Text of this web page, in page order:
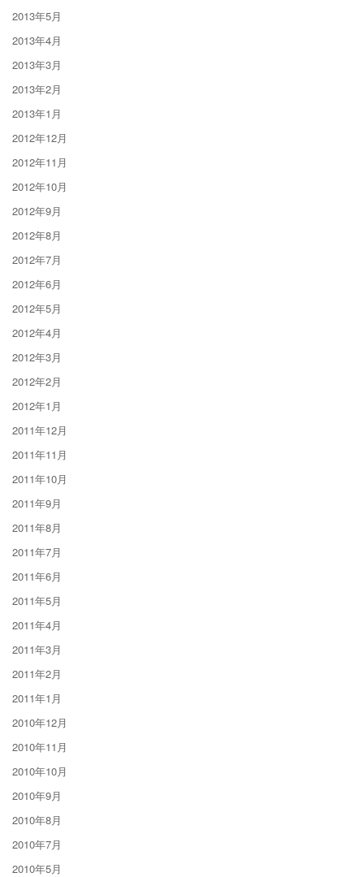
2013年5月
2013年4月
2013年3月
2013年2月
2013年1月
2012年12月
2012年11月
2012年10月
2012年9月
2012年8月
2012年7月
2012年6月
2012年5月
2012年4月
2012年3月
2012年2月
2012年1月
2011年12月
2011年11月
2011年10月
2011年9月
2011年8月
2011年7月
2011年6月
2011年5月
2011年4月
2011年3月
2011年2月
2011年1月
2010年12月
2010年11月
2010年10月
2010年9月
2010年8月
2010年7月
2010年5月